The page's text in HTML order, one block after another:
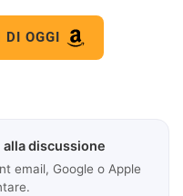
DI OGGI
discussione
email, Google o Apple